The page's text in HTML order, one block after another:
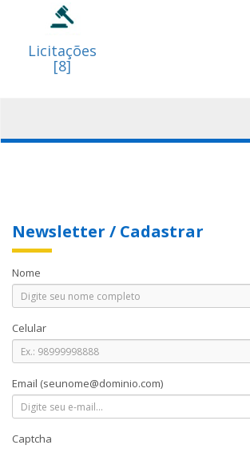
Licitações
[8]
Newsletter / Cadastrar
Nome
Celular
Email (seunome@dominio.com)
Captcha